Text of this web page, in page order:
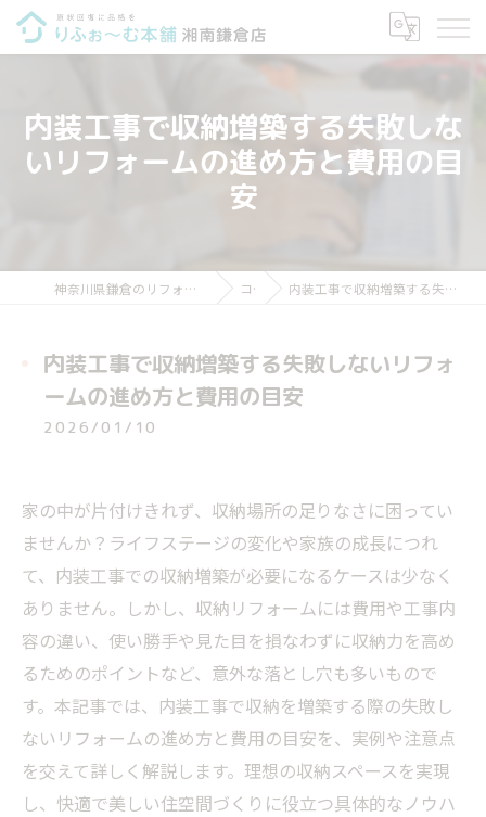
内装工事で収納増築する失敗しな
いリフォームの進め方と費用の目
安
神奈川県鎌倉のリフォームならりふぉ～む本舗 湘南鎌倉店 コラム 内装工事で収納増築する失敗しないリフォームの進め方と費用の目安
内装工事で収納増築する失敗しないリフォ
ームの進め方と費用の目安
2026/01/10
家の中が片付けきれず、収納場所の足りなさに困ってい
ませんか？ライフステージの変化や家族の成長につれ
て、内装工事での収納増築が必要になるケースは少なく
ありません。しかし、収納リフォームには費用や工事内
容の違い、使い勝手や見た目を損なわずに収納力を高め
るためのポイントなど、意外な落とし穴も多いもので
す。本記事では、内装工事で収納を増築する際の失敗し
ないリフォームの進め方と費用の目安を、実例や注意点
を交えて詳しく解説します。理想の収納スペースを実現
し、快適で美しい住空間づくりに役立つ具体的なノウハ